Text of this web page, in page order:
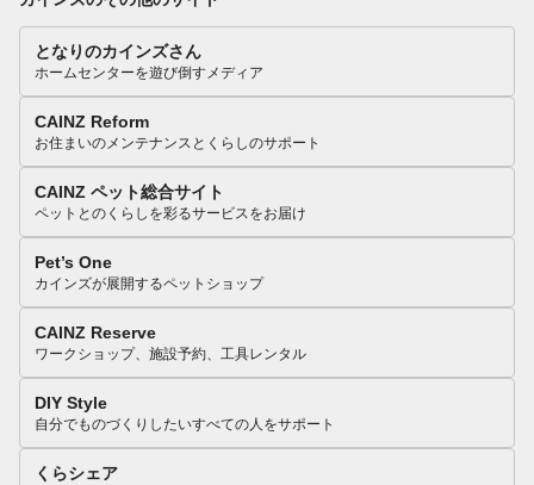
となりのカインズさん
ホームセンターを遊び倒すメディア
CAINZ Reform
お住まいのメンテナンスとくらしのサポート
CAINZ ペット総合サイト
ペットとのくらしを彩るサービスをお届け
Pet’s One
カインズが展開するペットショップ
CAINZ Reserve
ワークショップ、施設予約、工具レンタル
DIY Style
自分でものづくりしたいすべての人をサポート
くらシェア